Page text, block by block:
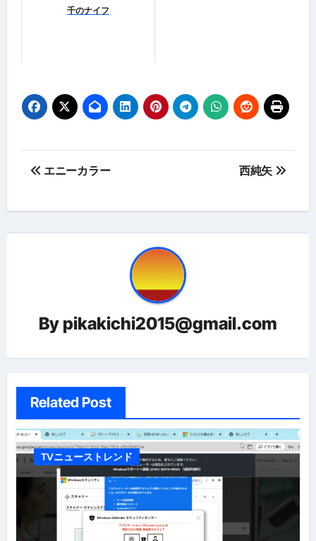
千のナイフ
投
シ
ョ
ン
エニーカラー 西純矢
By pikakichi2015@gmail.com
Related Post
TVニューストレンド